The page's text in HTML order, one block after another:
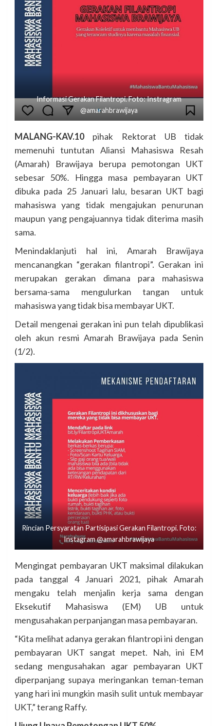
Informasi Gerakan Filantropi. Foto: Instragram
@amarahbrawijaya
MALANG-KAV.10 pihak Rektorat UB tidak
memenuhi tuntutan Aliansi Mahasiswa Resah
(Amarah) Brawijaya berupa pemotongan UKT
sebesar 50%. Hingga masa pembayaran UKT
dibuka pada 25 Januari lalu, besaran UKT bagi
mahasiswa yang tidak mengajukan penurunan
maupun yang pengajuannya tidak diterima masih
sama.
Menindaklanjuti hal ini, Amarah Brawijaya
mencanangkan “gerakan filantropi”. Gerakan ini
merupakan gerakan dimana para mahasiswa
bersama-sama mengulurkan tangan untuk
mahasiswa yang tidak bisa membayar UKT.
Detail mengenai gerakan ini pun telah dipublikasi
oleh akun resmi Amarah Brawijaya pada Senin
(1/2).
Rincian Persyaratan Partisipasi Gerakan Filantropi. Foto:
Instagram @amarahbrawijaya
Mengingat pembayaran UKT maksimal dilakukan
pada tanggal 4 Januari 2021, pihak Amarah
mengaku telah menjalin kerja sama dengan
Eksekutif Mahasiswa (EM) UB untuk
mengusahakan perpanjangan masa pembayaran.
“Kita melihat adanya gerakan filantropi ini dengan
pembayaran UKT sangat mepet. Nah, ini EM
sedang mengusahakan agar pembayaran UKT
diperpanjang supaya meringankan teman-teman
yang hari ini mungkin masih sulit untuk membayar
UKT,” terang Raffy.